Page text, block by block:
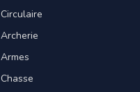
Circulaire
Archerie
Armes
Chasse